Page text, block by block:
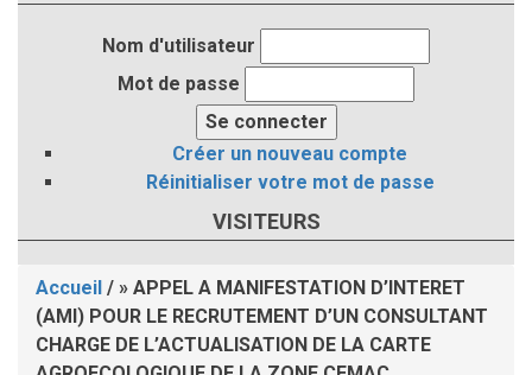
Nom d'utilisateur
Mot de passe
Créer un nouveau compte
Réinitialiser votre mot de passe
VISITEURS
Fil
d'Ariane
Accueil /
APPEL A MANIFESTATION D’INTERET
(AMI) POUR LE RECRUTEMENT D’UN CONSULTANT
CHARGE DE L’ACTUALISATION DE LA CARTE